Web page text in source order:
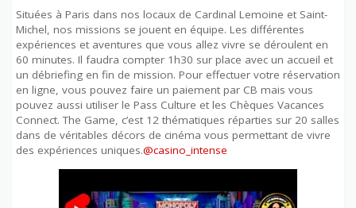
Situées à Paris dans nos locaux de Cardinal Lemoine et Saint-
Michel, nos missions se jouent en équipe. Les différentes
expériences et aventures que vous allez vivre se déroulent en
60 minutes. Il faudra compter 1h30 sur place avec un accueil et
un débriefing en fin de mission. Pour effectuer votre réservation
en ligne, vous pouvez faire un paiement par CB mais vous
pouvez aussi utiliser le Pass Culture et les Chèques Vacances
Connect. The Game, c’est 12 thématiques réparties sur 20 salles
dans de véritables décors de cinéma vous permettant de vivre
des expériences uniques.@casino_intense